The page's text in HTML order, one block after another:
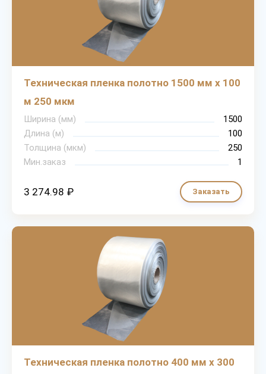
Техническая пленка полотно 1500 мм х 100
м 250 мкм
Ширина (мм)
1500
Длина (м)
100
Толщина (мкм)
250
Мин.заказ
1
3 274.98 ₽ Заказать
Техническая пленка полотно 400 мм х 300